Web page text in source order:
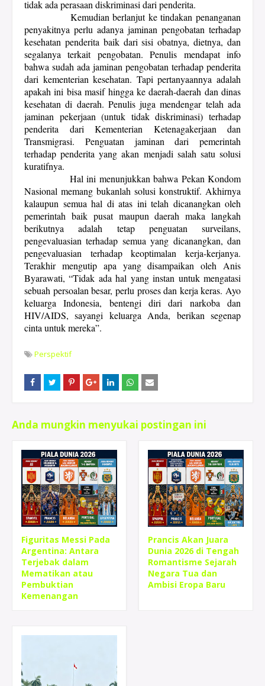
tidak ada perasaan diskriminasi dari penderita.
Kemudian berlanjut ke tindakan penanganan
penyakitnya perlu adanya jaminan pengobatan terhadap
kesehatan penderita baik dari sisi obatnya, dietnya, dan
segalanya terkait pengobatan. Penulis mendapat info
bahwa sudah ada jaminan pengobatan terhadap penderita
dari kementerian kesehatan. Tapi pertanyaannya adalah
apakah ini bisa masif hingga ke daerah-daerah dan dinas
kesehatan di daerah. Penulis juga mendengar telah ada
jaminan pekerjaan (untuk tidak diskriminasi) terhadap
penderita dari Kementerian Ketenagakerjaan dan
Transmigrasi. Penguatan jaminan dari pemerintah
terhadap penderita yang akan menjadi salah satu solusi
kuratifnya.
Hal ini menunjukkan bahwa Pekan Kondom
Nasional memang bukanlah solusi konstruktif. Akhirnya
kalaupun semua hal di atas ini telah dicanangkan oleh
pemerintah baik pusat maupun daerah maka langkah
berikutnya adalah tetap penguatan surveilans,
pengevaluasian terhadap semua yang dicanangkan, dan
pengevaluasian terhadap keoptimalan kerja-kerjanya.
Terakhir mengutip apa yang disampaikan oleh Anis
Byarawati, “Tidak ada hal yang instan untuk mengatasi
sebuah persoalan besar, perlu proses dan kerja keras. Ayo
keluarga Indonesia, bentengi diri dari narkoba dan
HIV/AIDS, sayangi keluarga Anda, berikan segenap
cinta untuk mereka”.
Perspektif
Anda mungkin menyukai postingan ini
Figuritas Messi Pada
Argentina: Antara
Terjebak dalam
Mematikan atau
Pembuktian
Kemenangan
Prancis Akan Juara
Dunia 2026 di Tengah
Romantisme Sejarah
Negara Tua dan
Ambisi Eropa Baru